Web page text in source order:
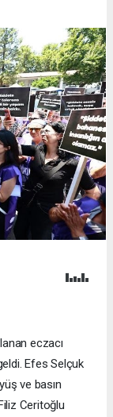
eczacı
Efes Selçuk
ve basın
Ceritoğlu